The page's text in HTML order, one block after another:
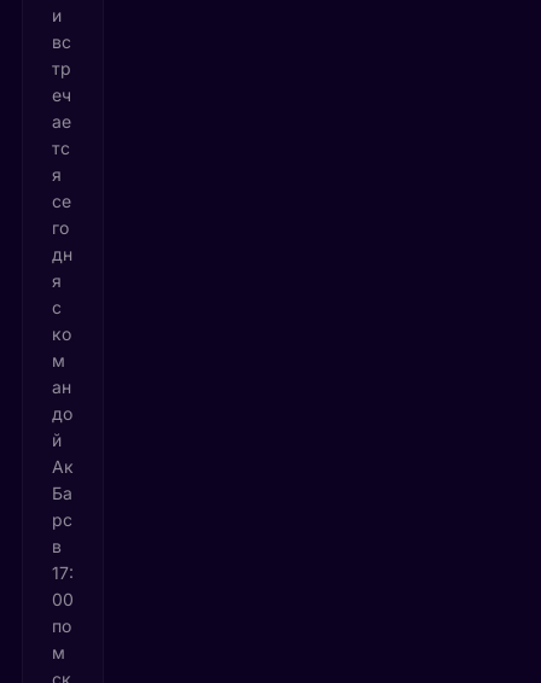
и
вс
тр
еч
ае
тс
я
се
го
дн
я
с
ко
м
ан
до
й
Ак
Ба
рс
в
17:
00
по
м
ск